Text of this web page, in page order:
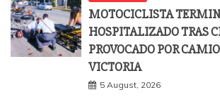
MOTOCICLISTA
HOSPITALIZADO TRAS
PROVOCADO POR
VICTORIA
5 August, 2026